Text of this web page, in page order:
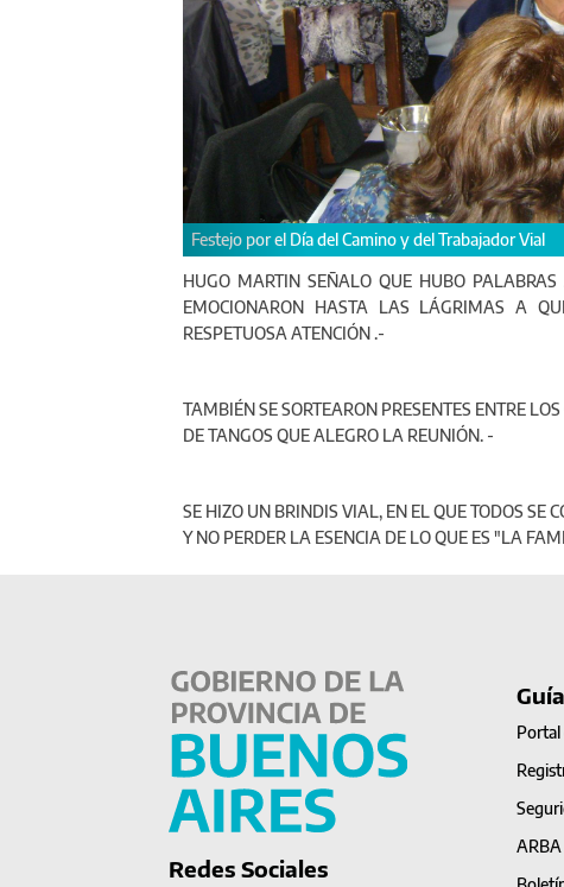
Festejo por el Día del Camino y del Trabajador Vial
HUGO MARTIN SEÑALO QUE HUBO
EMOCIONARON HASTA LAS LÁGRIMAS A
RESPETUOSA ATENCIÓN .-
TAMBIÉN SE SORTEARON PRESENTES ENTRE
DE TANGOS QUE ALEGRO LA REUNIÓN. -
SE HIZO UN BRINDIS VIAL, EN EL QUE TODOS SE
Y NO PERDER LA ESENCIA DE LO QUE ES "LA
Redes Sociales
Portal
ARBA